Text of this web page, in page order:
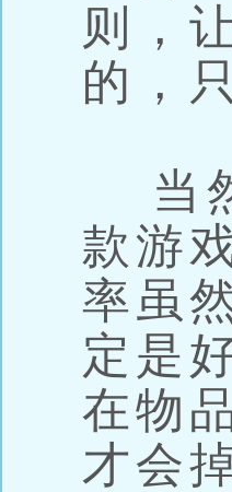
则，
的，
当
款游
率虽
定是
在物
才会